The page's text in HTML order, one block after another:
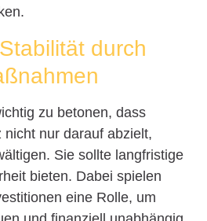
durch
zu betonen, dass
nur darauf abzielt,
Sie sollte langfristige
bieten. Dabei spielen
eine Rolle, um